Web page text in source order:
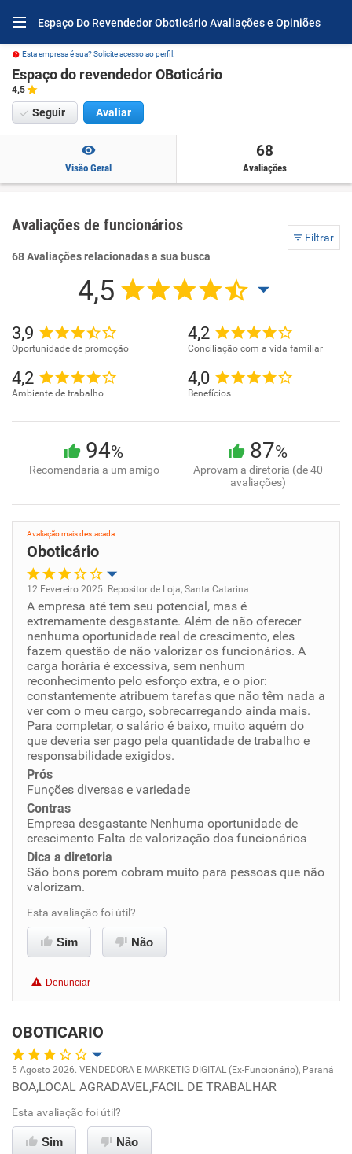
Espaço Do Revendedor Oboticário Avaliações e Opiniões
Esta empresa é sua? Solicite acesso ao perfil.
Espaço do revendedor OBoticário
4,5
Seguir Avaliar
Visão Geral
68
Avaliações
Avaliações de funcionários
Filtrar
68 Avaliações relacionadas a sua busca
4,5
3,9
Oportunidade de promoção
4,2
Conciliação com a vida familiar
4,2
Ambiente de trabalho
4,0
Benefícios
94%
Recomendaria a um amigo
87%
Aprovam a diretoria (de 40
avaliações)
Avaliação mais destacada
Oboticário
Oportunidade de promoção
Ambiente de trabalho
Conciliação com a vida familiar
Benefícios
Não recomenda esta empresa
Não recomenda a diretoria
12 Fevereiro 2025. Repositor de Loja, Santa Catarina
A empresa até tem seu potencial, mas é
extremamente desgastante. Além de não oferecer
nenhuma oportunidade real de crescimento, eles
fazem questão de não valorizar os funcionários. A
carga horária é excessiva, sem nenhum
reconhecimento pelo esforço extra, e o pior:
constantemente atribuem tarefas que não têm nada a
ver com o meu cargo, sobrecarregando ainda mais.
Para completar, o salário é baixo, muito aquém do
que deveria ser pago pela quantidade de trabalho e
responsabilidade exigidos.
Prós
Funções diversas e variedade
Contras
Empresa desgastante Nenhuma oportunidade de
crescimento Falta de valorização dos funcionários
Dica a diretoria
São bons porem cobram muito para pessoas que não
valorizam.
Esta avaliação foi útil?
Sim Não
Denunciar
OBOTICARIO
Oportunidade de promoção
Ambiente de trabalho
5 Agosto 2026. VENDEDORA E MARKETIG DIGITAL (Ex-Funcionário), Paraná
BOA,LOCAL AGRADAVEL,FACIL DE TRABALHAR
Esta avaliação foi útil?
Sim Não